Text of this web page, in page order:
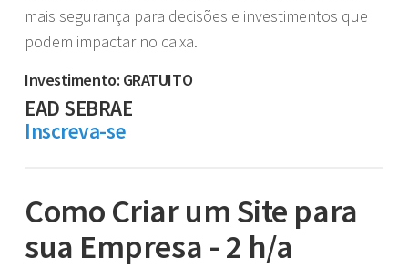
mais segurança para decisões e investimentos que
podem impactar no caixa.
Investimento: GRATUITO
EAD SEBRAE
Inscreva-se
Como Criar um Site para
sua Empresa - 2 h/a